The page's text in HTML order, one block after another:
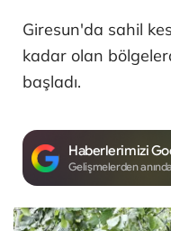
Giresun'da sahil
kadar olan
başladı.
Haberlerimizi
Gelişmelerden